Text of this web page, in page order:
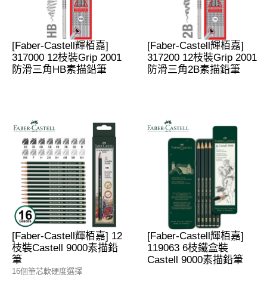
[Faber-Castell輝栢嘉]
317000 12枝裝Grip 2001
防滑三角HB素描鉛筆
[Faber-Castell輝栢嘉]
317200 12枝裝Grip 2001
防滑三角2B素描鉛筆
[Faber-Castell輝栢嘉] 12
枝裝Castell 9000素描鉛
筆
16個筆芯軟硬度選擇
[Faber-Castell輝栢嘉]
119063 6枝鐵盒裝
Castell 9000素描鉛筆